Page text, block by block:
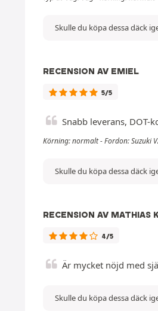
Skulle du köpa dessa däck
RECENSION AV EMIEL
5/5
Snabb leverans, DOT-
Körning: normalt - Fordon: Suzuki
Skulle du köpa dessa däck
RECENSION AV MATHIAS
4/5
Är mycket nöjd med
Skulle du köpa dessa däck